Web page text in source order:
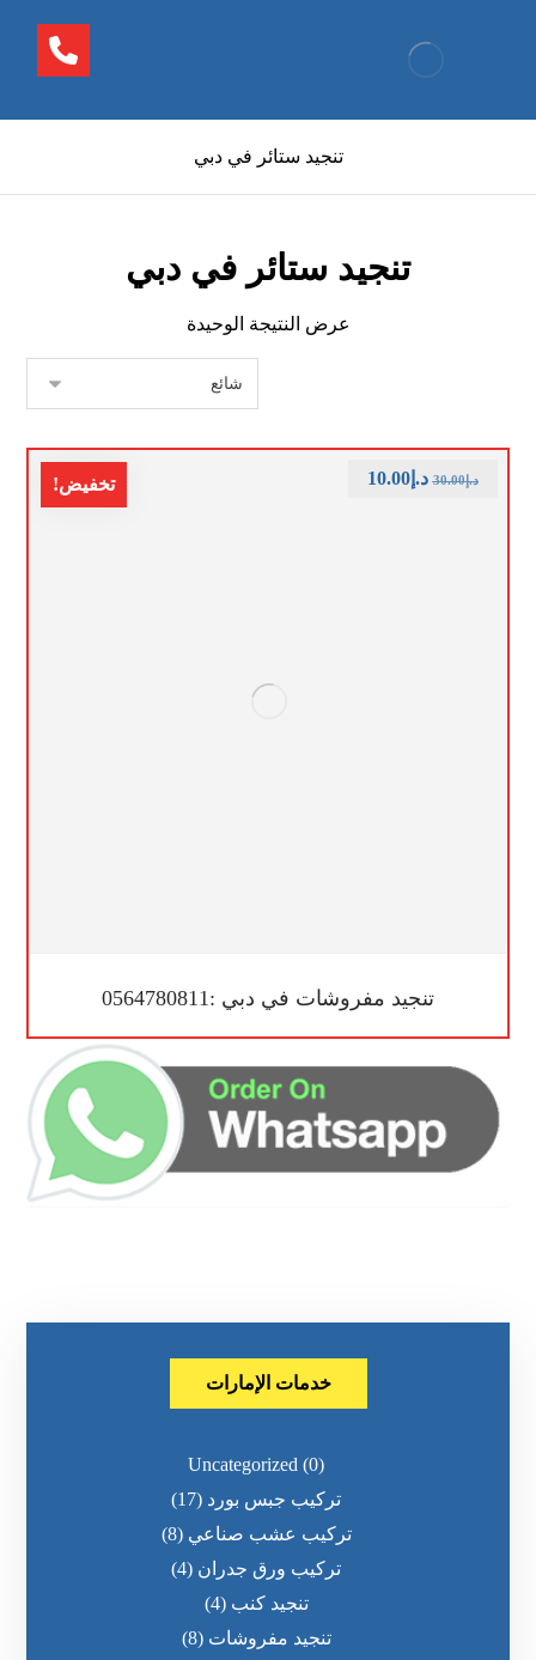
تنجيد ستائر في دبي
تنجيد ستائر في دبي
عرض النتيجة الوحيدة
تخفيض!
تنجيد مفروشات في دبي :0564780811
د.إ30.00 د.إ10.00
خدمات الإمارات
Uncategorized (0)
تركيب جبس بورد (17)
تركيب عشب صناعي (8)
تركيب ورق جدران (4)
تنجيد كنب (4)
تنجيد مفروشات (8)